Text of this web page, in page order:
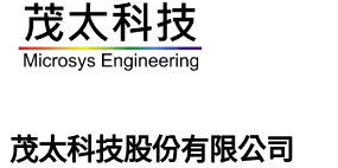
茂太科技股份有限公司